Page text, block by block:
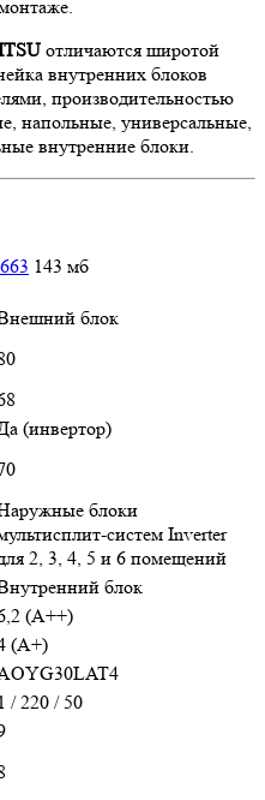
отличаются широтой
внутренних блоков
производительностью
напольные, универсальные,
внутренние блоки.
143 мб
блок
(инвертор)
блоки
систем Inverter
2, 3, 4, 5 и 6 помещений
блок
(А++)
(А+)
1 / 220 / 50